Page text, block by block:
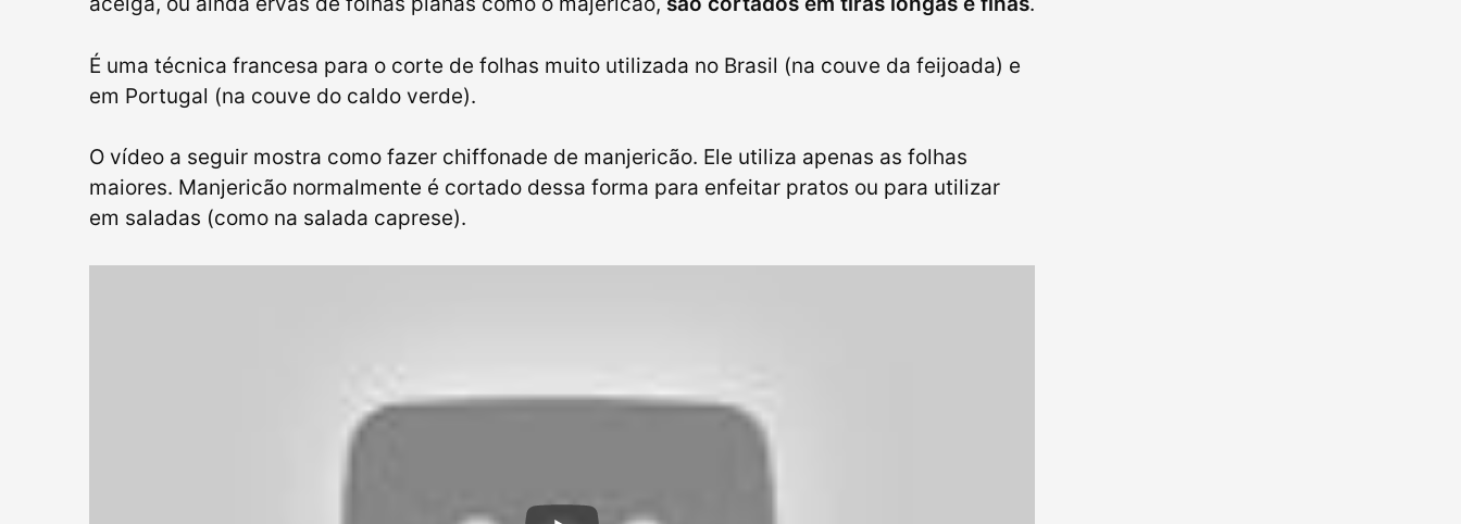
É uma técnica francesa para o corte de folhas muito utilizada no Brasil (na couve da feijoada) e
em Portugal (na couve do caldo verde).
O vídeo a seguir mostra como fazer chiffonade de manjericão. Ele utiliza apenas as folhas
maiores. Manjericão normalmente é cortado dessa forma para enfeitar pratos ou para utilizar
em saladas (como na salada caprese).